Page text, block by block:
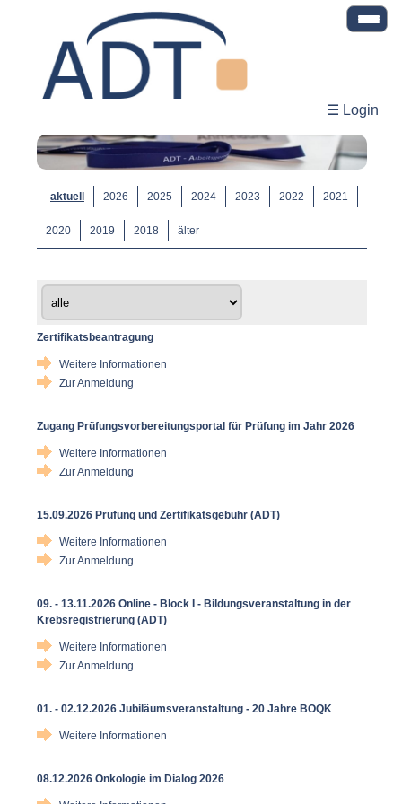
☰ Login
aktuell 2026 2025 2024 2023 2022 2021
2020 2019 2018 älter
Zertifikatsbeantragung
Weitere Informationen
Zur Anmeldung
Zugang Prüfungsvorbereitungsportal für Prüfung im Jahr 2026
Weitere Informationen
Zur Anmeldung
15.09.2026 Prüfung und Zertifikatsgebühr (ADT)
Weitere Informationen
Zur Anmeldung
09. - 13.11.2026 Online - Block I - Bildungsveranstaltung in der
Krebsregistrierung (ADT)
Weitere Informationen
Zur Anmeldung
01. - 02.12.2026 Jubiläumsveranstaltung - 20 Jahre BOQK
Weitere Informationen
08.12.2026 Onkologie im Dialog 2026